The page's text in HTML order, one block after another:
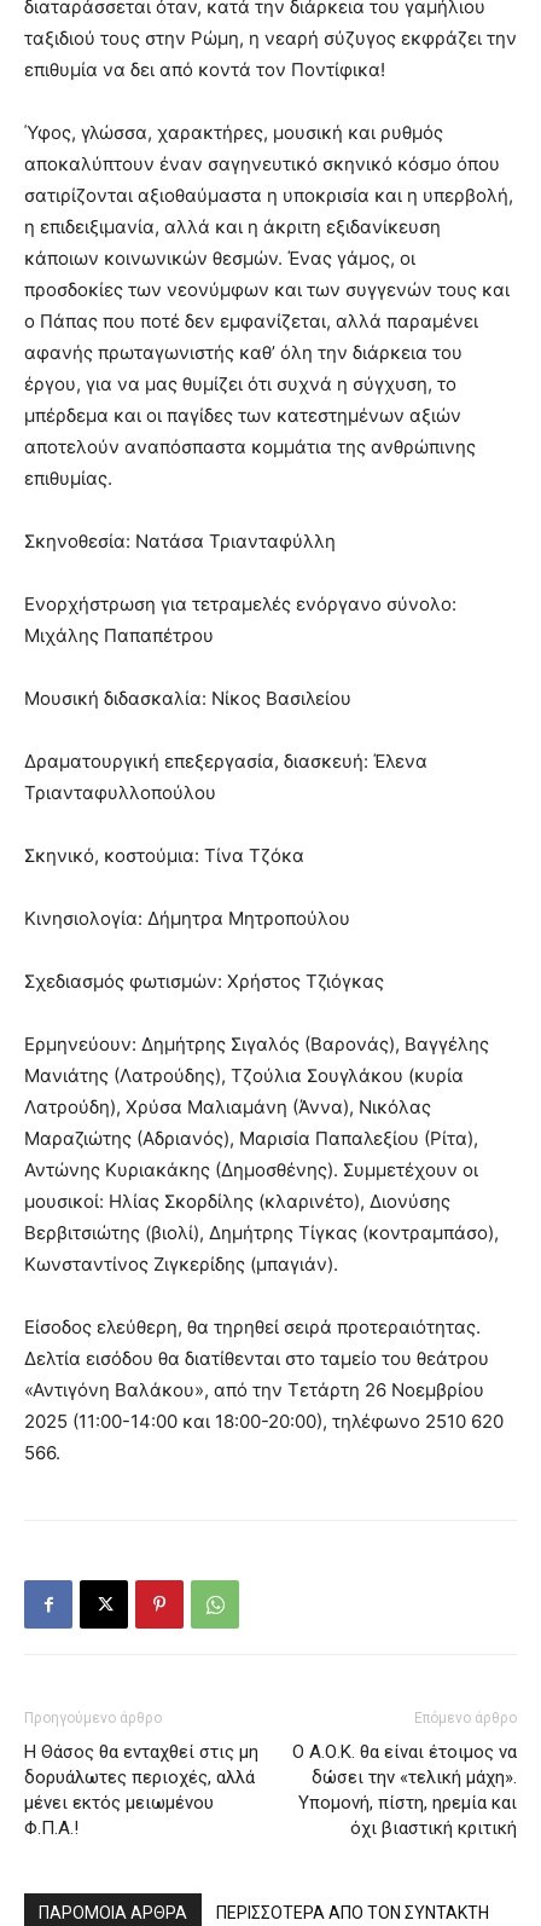
διαταράσσεται όταν, κατά την διάρκεια του γαμήλιου
ταξιδιού τους στην Ρώμη, η νεαρή σύζυγος εκφράζει την
επιθυμία να δει από κοντά τον Ποντίφικα!
Ύφος, γλώσσα, χαρακτήρες, μουσική και ρυθμός
αποκαλύπτουν έναν σαγηνευτικό σκηνικό κόσμο όπου
σατιρίζονται αξιοθαύμαστα η υποκρισία και η υπερβολή,
η επιδειξιμανία, αλλά και η άκριτη εξιδανίκευση
κάποιων κοινωνικών θεσμών. Ένας γάμος, οι
προσδοκίες των νεονύμφων και των συγγενών τους και
ο Πάπας που ποτέ δεν εμφανίζεται, αλλά παραμένει
αφανής πρωταγωνιστής καθ’ όλη την διάρκεια του
έργου, για να μας θυμίζει ότι συχνά η σύγχυση, το
μπέρδεμα και οι παγίδες των κατεστημένων αξιών
αποτελούν αναπόσπαστα κομμάτια της ανθρώπινης
επιθυμίας.
Σκηνοθεσία: Νατάσα Τριανταφύλλη
Ενορχήστρωση για τετραμελές ενόργανο σύνολο:
Μιχάλης Παπαπέτρου
Μουσική διδασκαλία: Νίκος Βασιλείου
Δραματουργική επεξεργασία, διασκευή: Έλενα
Τριανταφυλλοπούλου
Σκηνικό, κοστούμια: Τίνα Τζόκα
Κινησιολογία: Δήμητρα Μητροπούλου
Σχεδιασμός φωτισμών: Χρήστος Τζιόγκας
Ερμηνεύουν: Δημήτρης Σιγαλός (Βαρονάς), Βαγγέλης
Μανιάτης (Λατρούδης), Τζούλια Σουγλάκου (κυρία
Λατρούδη), Χρύσα Μαλιαμάνη (Άννα), Νικόλας
Μαραζιώτης (Αδριανός), Μαρισία Παπαλεξίου (Ρίτα),
Αντώνης Κυριακάκης (Δημοσθένης). Συμμετέχουν οι
μουσικοί: Ηλίας Σκορδίλης (κλαρινέτο), Διονύσης
Βερβιτσιώτης (βιολί), Δημήτρης Τίγκας (κοντραμπάσο),
Κωνσταντίνος Ζιγκερίδης (μπαγιάν).
Είσοδος ελεύθερη, θα τηρηθεί σειρά προτεραιότητας.
Δελτία εισόδου θα διατίθενται στο ταμείο του θεάτρου
«Αντιγόνη Βαλάκου», από την Τετάρτη 26 Νοεμβρίου
2025 (11:00-14:00 και 18:00-20:00), τηλέφωνο 2510 620
566.
Προηγούμενο άρθρο
Η Θάσος θα ενταχθεί στις μη
δορυάλωτες περιοχές, αλλά
μένει εκτός μειωμένου
Φ.Π.Α.!
Επόμενο άρθρο
Ο Α.Ο.Κ. θα είναι έτοιμος να
δώσει την «τελική μάχη».
Υπομονή, πίστη, ηρεμία και
όχι βιαστική κριτική
ΠΑΡΟΜΟΙΑ ΑΡΘΡΑ ΠΕΡΙΣΣΟΤΕΡΑ ΑΠΟ ΤΟΝ ΣΥΝΤΑΚΤΗ